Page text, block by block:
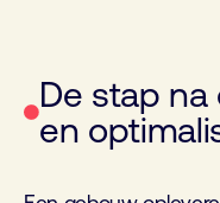
De stap
en